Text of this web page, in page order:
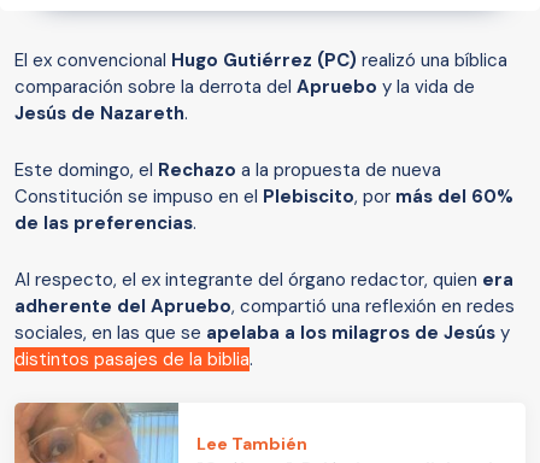
El ex convencional Hugo Gutiérrez (PC) realizó una bíblica
comparación sobre la derrota del Apruebo y la vida de
Jesús de Nazareth.
Este domingo, el Rechazo a la propuesta de nueva
Constitución se impuso en el Plebiscito, por más del 60%
de las preferencias.
Al respecto, el ex integrante del órgano redactor, quien era
adherente del Apruebo, compartió una reflexión en redes
sociales, en las que se apelaba a los milagros de Jesús y
distintos pasajes de la biblia.
Lee También